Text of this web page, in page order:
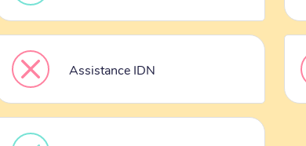
Assistance IDN